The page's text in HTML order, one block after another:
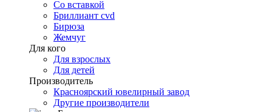
Со вставкой
Бриллиант cvd
Бирюза
Жемчуг
Для кого
Для взрослых
Для детей
Производитель
Красноярский ювелирный завод
Другие производители